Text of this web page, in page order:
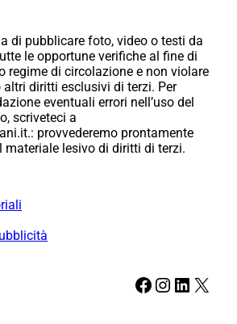
di pubblicare foto, video o testi da
le opportune verifiche al fine di
regime di circolazione e non violare
diritti esclusivi di terzi. Per
eventuali errori nell’uso del
scriveteci a
provvederemo prontamente
materiale lesivo di diritti di terzi.
Facebook Instagram LinkedIn X